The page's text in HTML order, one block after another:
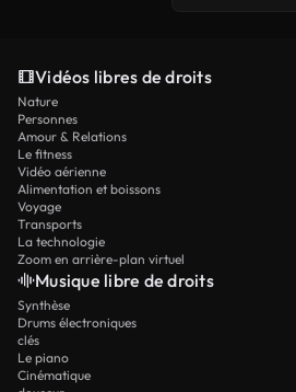
Vidéos libres de droits
Nature
Personnes
Amour & Relations
Le fitness
Vidéo aérienne
Alimentation et boissons
Voyage
Transports
La technologie
Zoom en arrière-plan virtuel
Musique libre de droits
Synthèse
Drums électroniques
clés
Le piano
Cinématique